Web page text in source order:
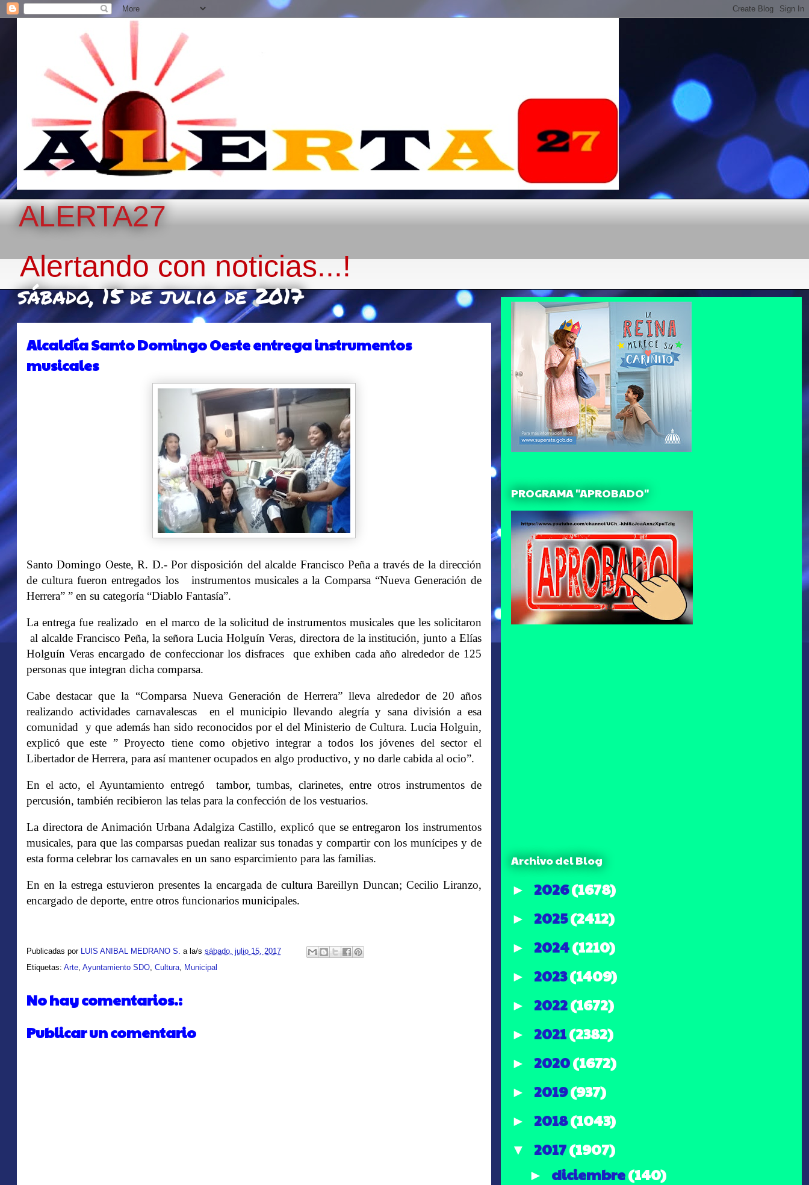
ALERTA27
Alertando con noticias...!
sábado, 15 de julio de 2017
Alcaldía Santo Domingo Oeste entrega instrumentos
musicales
Santo Domingo Oeste, R. D.- Por disposición del alcalde Francisco Peña a través de la dirección
de cultura fueron entregados los
instrumentos musicales a la Comparsa “Nueva Generación de
Herrera” ” en su categoría “Diablo Fantasía”.
La entrega fue realizado en el marco de la solicitud de instrumentos musicales que les solicitaron
al alcalde Francisco Peña, la señora Lucia Holguín Veras, directora de la institución, junto a Elías
Holguín Veras encargado de confeccionar los disfraces que exhiben cada año alrededor de 125
personas que integran dicha comparsa.
Cabe destacar que la “Comparsa Nueva Generación de Herrera” lleva alrededor de 20 años
realizando actividades carnavalescas en el municipio llevando alegría y sana división a esa
comunidad y que además han sido reconocidos por el del Ministerio de Cultura. Lucia Holguin,
explicó que este ” Proyecto tiene como objetivo integrar a todos los jóvenes del sector el
Libertador de Herrera, para así mantener ocupados en algo productivo, y no darle cabida al ocio”.
En el acto, el Ayuntamiento entregó tambor, tumbas, clarinetes, entre otros instrumentos de
percusión, también recibieron las telas para la confección de los vestuarios.
La directora de Animación Urbana Adalgiza Castillo, explicó que se entregaron los instrumentos
musicales, para que las comparsas puedan realizar sus tonadas y compartir con los munícipes y de
esta forma celebrar los carnavales en un sano esparcimiento para las familias.
En en la estrega estuvieron presentes la encargada de cultura Bareillyn Duncan; Cecilio Liranzo,
encargado de deporte, entre otros funcionarios municipales.
Publicadas por LUIS ANIBAL MEDRANO S. a la/s sábado, julio 15, 2017
Etiquetas: Arte, Ayuntamiento SDO, Cultura, Municipal
No hay comentarios.:
Publicar un comentario
PROGRAMA "APROBADO"
Archivo del Blog
► 2026(1678)
► 2025(2412)
► 2024(1210)
► 2023(1409)
► 2022(1672)
► 2021(2382)
► 2020(1672)
► 2019(937)
► 2018(1043)
▼ 2017(1907)
► diciembre(140)